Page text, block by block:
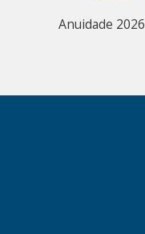
Anuidade 2026